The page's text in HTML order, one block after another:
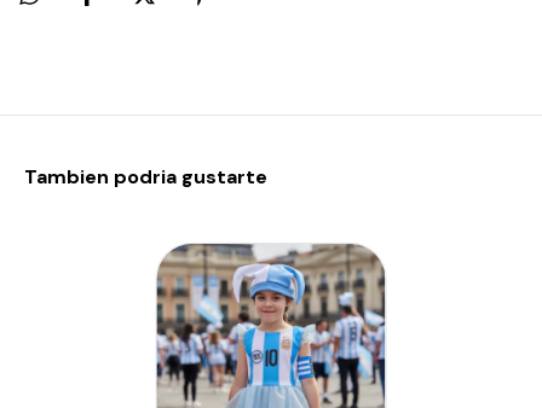
Tambien podria gustarte